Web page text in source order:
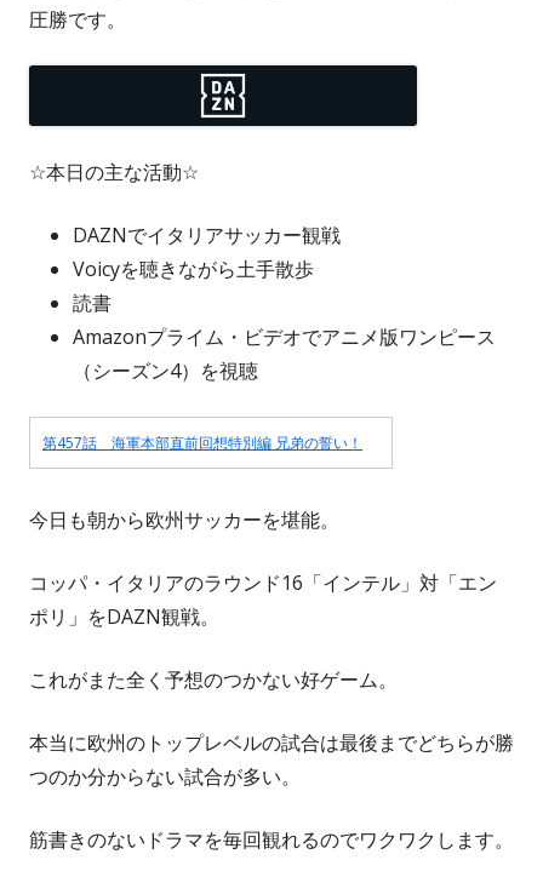
圧勝です。
☆本日の主な活動☆
DAZNでイタリアサッカー観戦
Voicyを聴きながら土手散歩
読書
Amazonプライム・ビデオでアニメ版ワンピース
（シーズン4）を視聴
第457話 海軍本部直前回想特別編 兄弟の誓い！
今日も朝から欧州サッカーを堪能。
コッパ・イタリアのラウンド16「インテル」対「エン
ポリ」をDAZN観戦。
これがまた全く予想のつかない好ゲーム。
本当に欧州のトップレベルの試合は最後までどちらが勝
つのか分からない試合が多い。
筋書きのないドラマを毎回観れるのでワクワクします。